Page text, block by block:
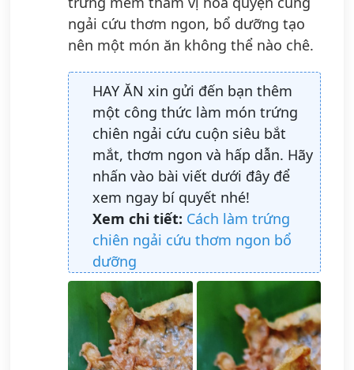
ngải cứu thơm ngon, bổ dưỡng tạo
nên một món ăn không thể nào chê.
HAY ĂN xin gửi đến bạn thêm
một công thức làm món trứng
chiên ngải cứu cuộn siêu bắt
mắt, thơm ngon và hấp dẫn. Hãy
nhấn vào bài viết dưới đây để
xem ngay bí quyết nhé!
Xem chi tiết: Cách làm trứng
chiên ngải cứu thơm ngon bổ
dưỡng